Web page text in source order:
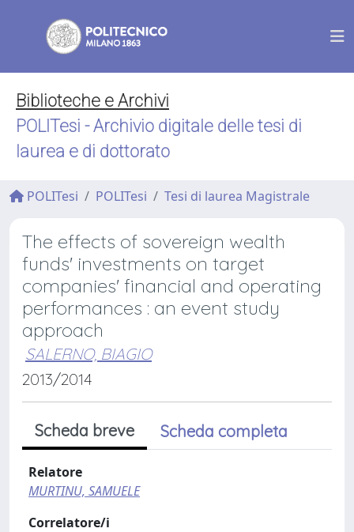
Biblioteche e Archivi
POLITesi - Archivio digitale delle tesi di
laurea e di dottorato
POLITesi POLITesi Tesi di laurea Magistrale
The effects of sovereign wealth
funds' investments on target
companies' financial and operating
performances : an event study
approach
SALERNO, BIAGIO
2013/2014
Scheda breve Scheda completa
Relatore
MURTINU, SAMUELE
Correlatore/i